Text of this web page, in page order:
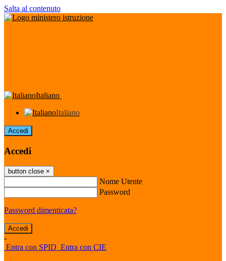
Salta al contenuto
Italiano
Italiano
Accedi
Accedi
button close ×
Nome Utente
Password
Password dimenticata?
-
Entra con SPID Entra con CIE